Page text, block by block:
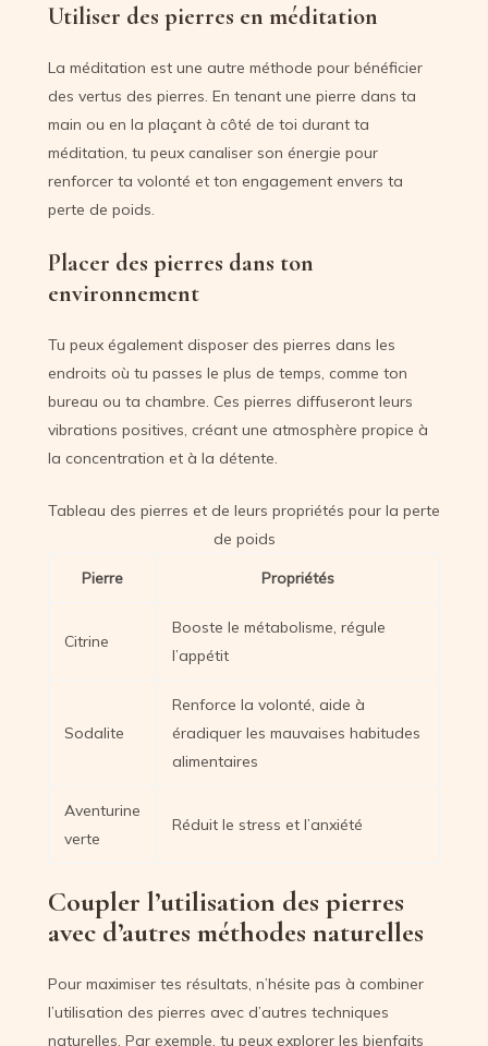
Utiliser des pierres en méditation
La méditation est une autre méthode pour bénéficier
des vertus des pierres. En tenant une pierre dans ta
main ou en la plaçant à côté de toi durant ta
méditation, tu peux canaliser son énergie pour
renforcer ta volonté et ton engagement envers ta
perte de poids.
Placer des pierres dans ton
environnement
Tu peux également disposer des pierres dans les
endroits où tu passes le plus de temps, comme ton
bureau ou ta chambre. Ces pierres diffuseront leurs
vibrations positives, créant une atmosphère propice à
la concentration et à la détente.
Tableau des pierres et de leurs propriétés pour la perte
de poids
Pierre
Propriétés
Citrine
Booste le métabolisme, régule
l’appétit
Sodalite
Renforce la volonté, aide à
éradiquer les mauvaises habitudes
alimentaires
Aventurine
verte
Réduit le stress et l’anxiété
Coupler l’utilisation des pierres
avec d’autres méthodes naturelles
Pour maximiser tes résultats, n’hésite pas à combiner
l’utilisation des pierres avec d’autres techniques
naturelles. Par exemple, tu peux explorer les bienfaits